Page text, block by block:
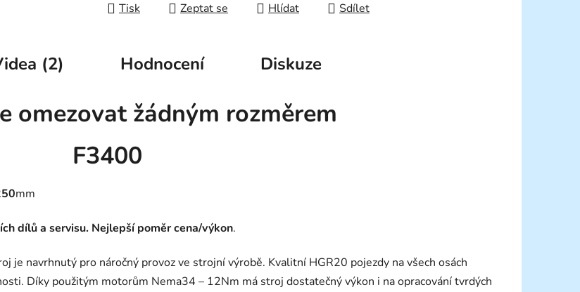
Tisk Zeptat se Hlídat Sdílet
(2) Hodnocení Diskuze
omezovat žádným rozměrem
F3400
mm
dílů a servisu. Nejlepší poměr cena/výkon.
je navrhnutý pro náročný provoz ve strojní výrobě. Kvalitní HGR20 pojezdy na všech osách
Díky použitým motorům Nema34 – 12Nm má stroj dostatečný výkon i na opracování tvrdých